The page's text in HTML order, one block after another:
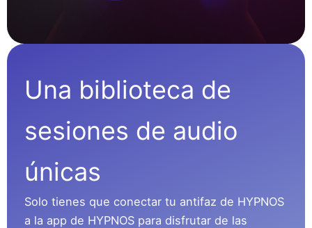
Una biblioteca de
sesiones de audio
únicas
Solo tienes que conectar tu antifaz de HYPNOS
a la app de HYPNOS para disfrutar de las